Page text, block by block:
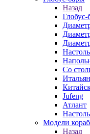
Назад
Со
Jufeng
Атлант
Модели
Назад